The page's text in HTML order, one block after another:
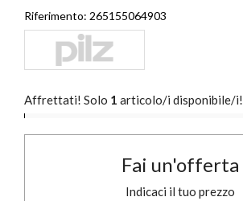
Riferimento: 265155064903
Affrettati! Solo 1 articolo/i disponibile/i!
Fai un'offerta
Indicaci il tuo prezzo